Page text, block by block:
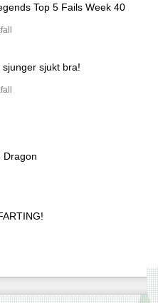
Top 5 Fails Week 40
sjunger sjukt bra!
Dragon